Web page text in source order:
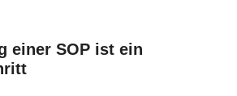
einer SOP ist ein